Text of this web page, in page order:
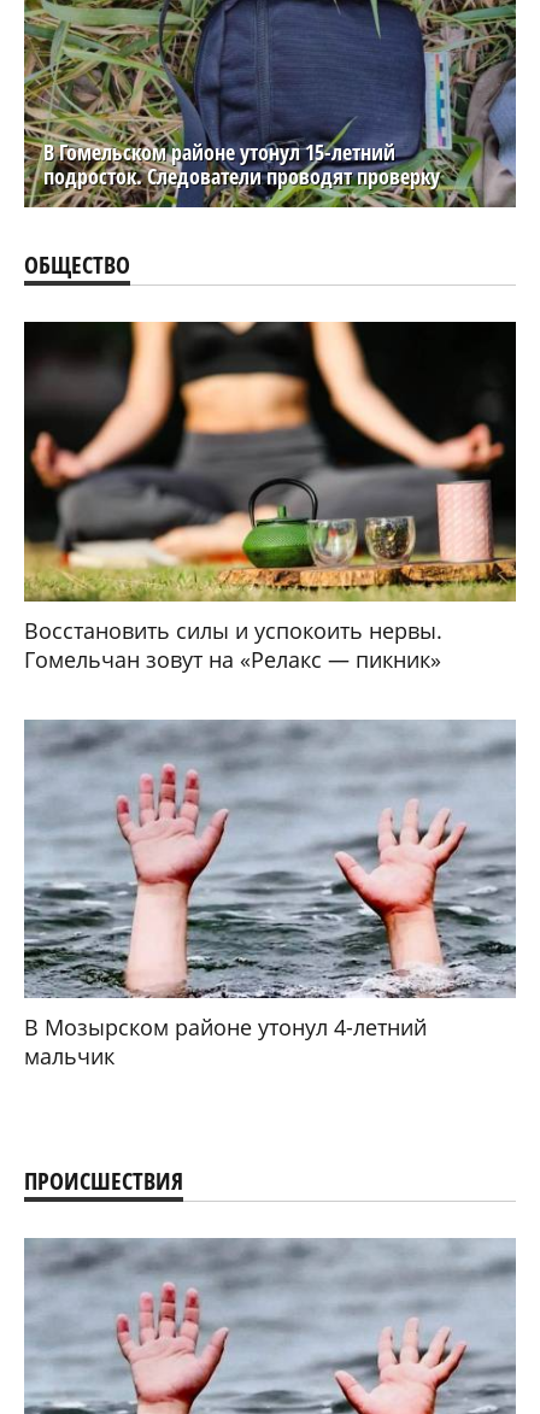
В Гомельском районе утонул 15-летний
подросток. Следователи проводят проверку
ОБЩЕСТВО
Восстановить силы и успокоить нервы.
Гомельчан зовут на «Релакс — пикник»
В Мозырском районе утонул 4-летний
мальчик
ПРОИСШЕСТВИЯ